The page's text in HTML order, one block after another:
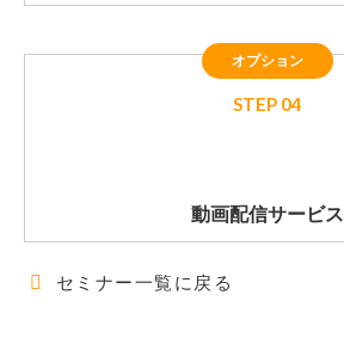
STEP 04
動画配信サービス
オプション
セミナー一覧に戻る